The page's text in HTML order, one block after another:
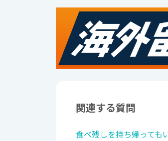
関連する質問
食べ残しを持ち帰っても